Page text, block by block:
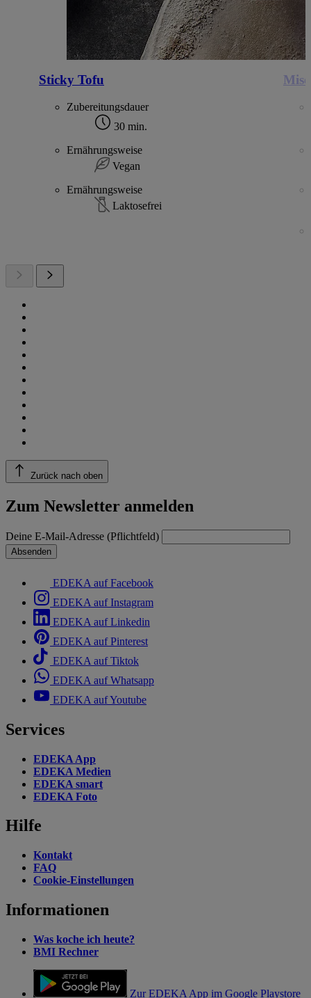
Sticky Tofu
Zubereitungsdauer
30 min.
Ernährungsweise
Vegan
Ernährungsweise
Laktosefrei
Zurück nach oben
Zum Newsletter anmelden
Deine E-Mail-Adresse (Pflichtfeld)
Absenden
EDEKA auf Facebook
EDEKA auf Instagram
EDEKA auf Linkedin
EDEKA auf Pinterest
EDEKA auf Tiktok
EDEKA auf Whatsapp
EDEKA auf Youtube
Services
EDEKA App
EDEKA Medien
EDEKA smart
EDEKA Foto
Hilfe
Kontakt
FAQ
Cookie-Einstellungen
Informationen
Was koche ich heute?
BMI Rechner
Zur EDEKA App im Google Playstore